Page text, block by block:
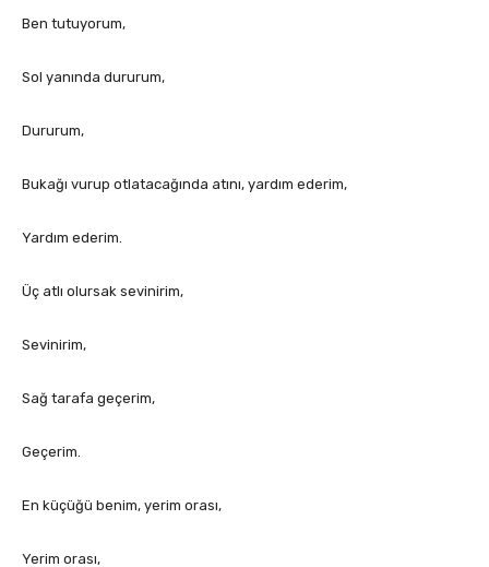
Ben tutuyorum,
Sol yanında dururum,
Dururum,
Bukağı vurup otlatacağında atını, yardım ederim,
Yardım ederim.
Üç atlı olursak sevinirim,
Sevinirim,
Sağ tarafa geçerim,
Geçerim.
En küçüğü benim, yerim orası,
Yerim orası,